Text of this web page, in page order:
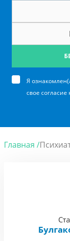
Я
свое согласие
Главная /